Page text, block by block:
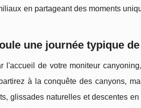
en partageant des moments
une journée typique
l'accueil de votre moniteur
à la conquête des canyons,
glissades naturelles et descentes